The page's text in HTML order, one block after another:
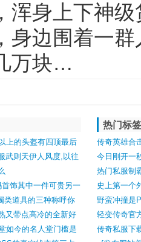
浑身上下神
身边围着一
万块…
上的头盔有四顶最后
武则天伊人风度,以往
8L眼中的强敌
饰其中一件可贵另一
类道具的三种称呼你
又带点高冷的全新好
如今的名人堂门槛是
热门标
传奇英雄合
小怪却比
今日刚开一
的怪物只有
热门私服制
史上第一个
影响
野蛮冲撞是
生技能
轻变传奇官
玩家抗议未
传奇私服下